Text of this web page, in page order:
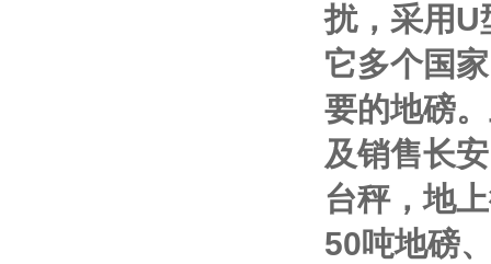
扰，采用U
它多个国
要的地磅
及销售长
台秤，地
50吨地磅